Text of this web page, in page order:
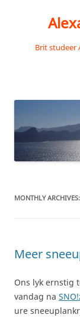
Brit studeer
MONTHLY ARCHIVES:
Meer
Ons lyk ernstig
vandag na
ure